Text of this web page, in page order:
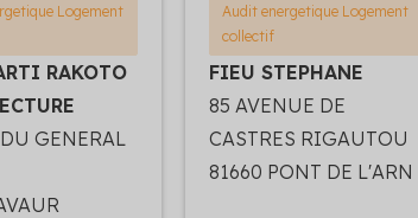
Logement
RAKOTO
GENERAL
Audit energetique Logement
collectif
FIEU STEPHANE
85 AVENUE DE
CASTRES RIGAUTOU
81660 PONT DE L'ARN